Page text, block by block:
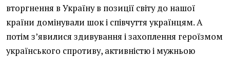
вторгнення в Україну в позиції світу до нашої
країни домінували шок і співчуття українцям. А
потім з’явилися здивування і захоплення героїзмом
українського спротиву, активністю і мужньою